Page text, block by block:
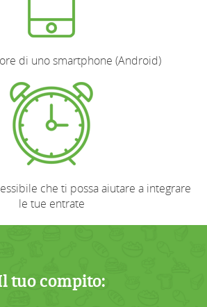
di uno smartphone (Android)
che ti possa aiutare a integrare
le tue entrate
tuo compito: